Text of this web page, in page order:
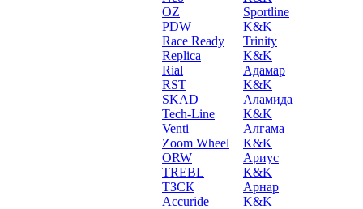
OZ
PDW
Race Ready
Replica
Rial
RST
SKAD
Tech-Line
Venti
Zoom Wheel
ORW
TREBL
ТЗСК
Accuride
Sportline
K&K
Trinity
K&K
Адамар
K&K
Аламида
K&K
Алгама
K&K
Ариус
K&K
Арнар
K&K